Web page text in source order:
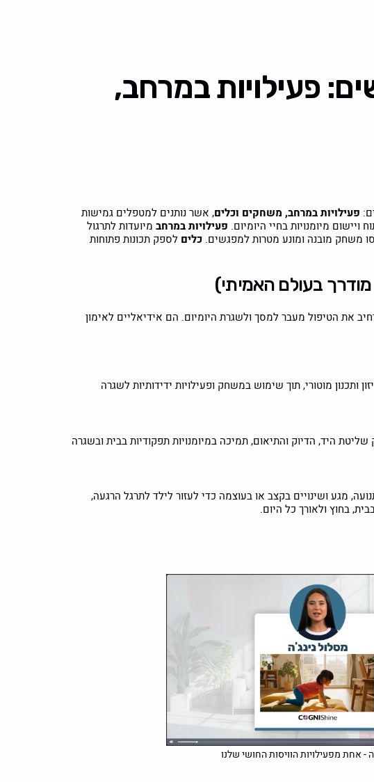
פעילויות במרחב,
פעילויות במרחב, משחקים וכלים, אשר נותנים למטפלים גמישות
מיומנויות בחיי היומיום. פעילויות במרחב מיועדות לתרגול
משחק מובנה ומונע מטרות למפגשים.כלים לספק תכונות פתוחות
בעולם האמיתי)
את הטיפול מעבר למסך ולשגרת היומיום. הם אידיאליים לאימון
ותכנון מוטורי, תוך שימוש במשחק ופעילויות ידידותיות לשגרה
היד, הדיוק והתיאום, תמיכה במיומנויות תפקודיות בבית ובשגרה
מגע ושינויים בקצב או בעוצמה כדי לעזור לילד לתרגל הרגעה,
בחוץ ולאורך כל היום.
- אחת מפעילויות הוויסות החושי שלנו